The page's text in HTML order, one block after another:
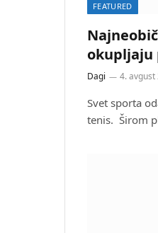
FEATURED
okupljaju
Dagi 4. avgust
Svet sporta
tenis. Širom